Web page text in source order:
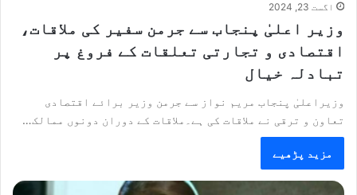
اگست 23, 2024
وزیر اعلیٰ پنجاب سے جرمن سفیر کی ملاقات،
اقتصادی و تجارتی تعلقات کے فروغ پر
تبادلہ خیال
وزیراعلیٰ پنجاب مریم نواز سے جرمن وزیر برائے اقتصادی
تعاون و ترقی نے ملاقات کی ہے۔ملاقات کے دوران دونوں ممالک…
مزید پڑھیے